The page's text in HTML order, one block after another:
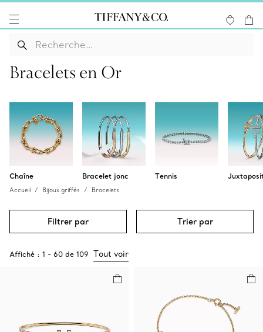
Bracelets en Or
Chaîne Bracelet jonc Tennis
Accueil Bijoux griffés Bracelets
Filtrer par Trier par
Affiché : 1 - 60 de 109 Tout voir